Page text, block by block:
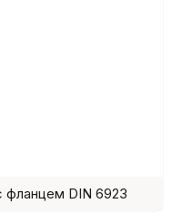
фланцем DIN 6923